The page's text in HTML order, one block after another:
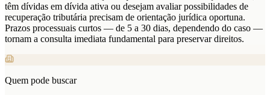
têm dívidas em dívida ativa ou desejam avaliar possibilidades de
recuperação tributária precisam de orientação jurídica oportuna.
Prazos processuais curtos — de 5 a 30 dias, dependendo do caso —
tornam a consulta imediata fundamental para preservar direitos.
Quem pode buscar